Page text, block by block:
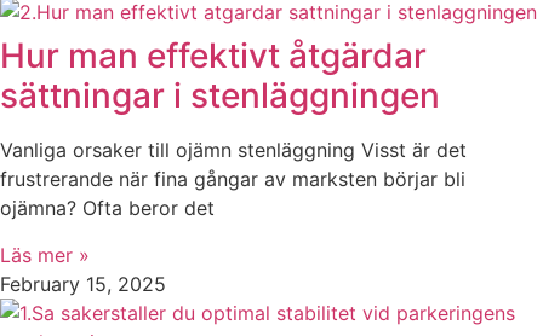
Hur man effektivt åtgärdar
sättningar i stenläggningen
Vanliga orsaker till ojämn stenläggning Visst är det
frustrerande när fina gångar av marksten börjar bli
ojämna? Ofta beror det
Läs mer »
February 15, 2025